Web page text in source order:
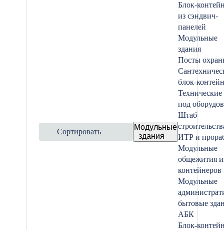
Сортировать
Модульные
здания
Блок-
из сэндвич-
панелей
Модульные
здания
Посты
блок-
под
Штаб
ИТР и
Модульные
общежития
контейнеров
Модульные
бытовые
АБК
Блок-